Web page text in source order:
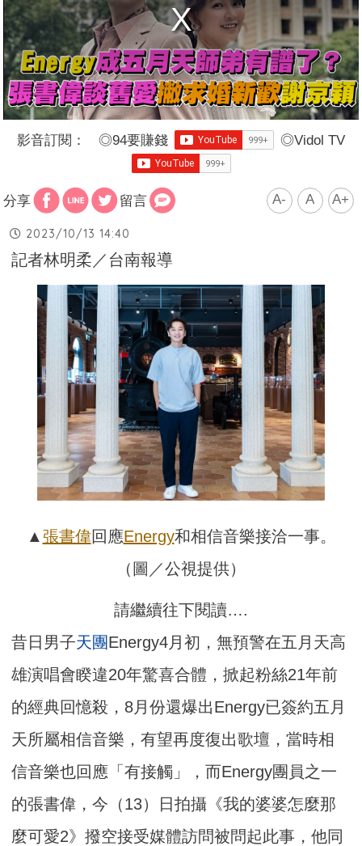
影音訂閱： ◎94要賺錢 ◎Vidol TV
分享 留言 A- A A+
2023/10/13 14:40
記者林明柔／台南報導
▲ 張書偉回應Energy和相信音樂接洽一事。
（圖／公視提供）
請繼續往下閱讀….
昔日男子天團Energy4月初，無預警在五月天高
雄演唱會睽違20年驚喜合體，掀起粉絲21年前
的經典回憶殺，8月份還爆出Energy已簽約五月
天所屬相信音樂，有望再度復出歌壇，當時相
信音樂也回應「有接觸」，而Energy團員之一
的張書偉，今（13）日拍攝《我的婆婆怎麼那
麼可愛2》撥空接受媒體訪問被問起此事，他同